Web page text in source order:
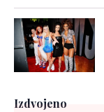
Izdvojeno